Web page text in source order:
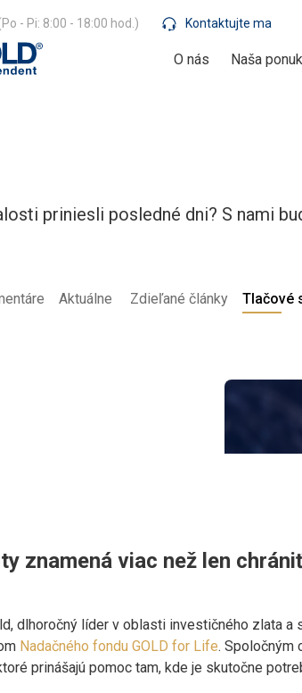
- Pi: 8:00 - 18:00 hod.) Kontaktujte ma
O nás Naša
priniesli posledné dni? S nami
Aktuálne Zdieľané články Tlačové
znamená viac než len
dlhoročný líder v oblasti investičného zlata a
Nadačného fondu GOLD for Life. Spoločným
prinášajú pomoc tam, kde je skutočne